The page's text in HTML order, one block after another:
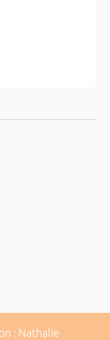
: Nathalie